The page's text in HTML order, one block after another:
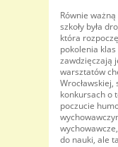
Równie
szkoły była
która
pokolenia
zawdzięczają
warsztatów
konkursach o
poczucie
do nauki, ale